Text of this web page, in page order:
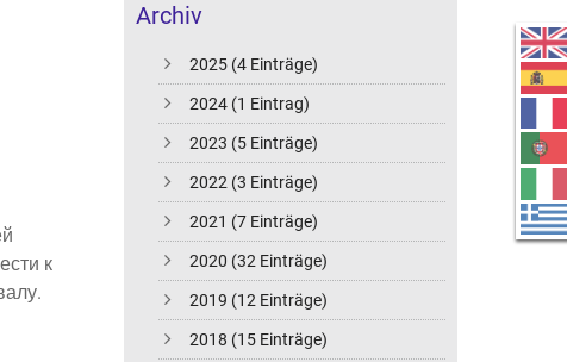
Archiv
2025 (4 Einträge)
2024 (1 Eintrag)
2023 (5 Einträge)
2022 (3 Einträge)
2021 (7 Einträge)
2020 (32 Einträge)
2019 (12 Einträge)
2018 (15 Einträge)
к